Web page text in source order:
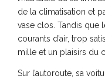
de la climatisation et
vase clos. Tandis que
courants d’air, trop
mille et un plaisirs du
Sur l’autoroute, sa